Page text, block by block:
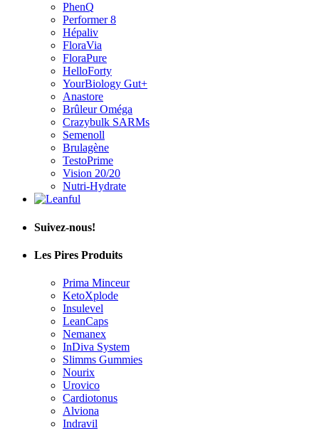
PhenQ
Performer 8
Hépaliv
FloraVia
FloraPure
HelloForty
YourBiology Gut+
Anastore
Brûleur Oméga
Crazybulk SARMs
Semenoll
Brulagène
TestoPrime
Vision 20/20
Nutri-Hydrate
Suivez-nous!
Les Pires Produits
Prima Minceur
KetoXplode
Insulevel
LeanCaps
Nemanex
InDiva System
Slimms Gummies
Nourix
Urovico
Cardiotonus
Alviona
Indravil